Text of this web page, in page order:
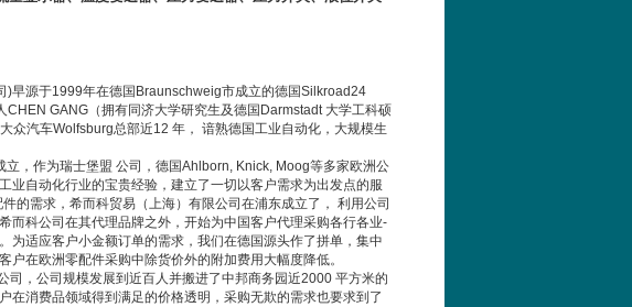
)早源于1999年在德国Braunschweig市成立的德国Silkroad24
CHEN GANG（拥有同济大学研究生及德国Darmstadt 大学工科硕
众汽车Wolfsburg总部近12 年， 谙熟德国工业自动化，大规模生
，作为瑞士堡盟 公司，德国Ahlborn, Knick, Moog等多家欧洲公
业自动化行业的宝贵经验，建立了一切以客户需求为出发点的服
的需求，希而科贸易（上海）有限公司在浦东成立了， 利用公司
而科公司在其代理品牌之外，开始为中国客户代理采购各行各业-
为适应客户小金额订单的需求，我们在德国源头作了拼单，集中
在欧洲零配件采购中除货价外的附加费用大幅度降低。
司，公司规模发展到近百人并搬进了中邦商务园近2000 平方米的
在消费品领域得到满足的价格透明，采购无欺的需求也要求到了